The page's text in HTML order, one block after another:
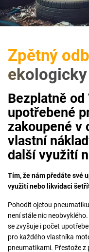
Zpětný
Bezplatně od
upotřebené
zakoupené v
vlastní
další využití
Tím, že nám předáte své
využití nebo likvidaci
Pohodit ojetou
není stále nic
se zvyšuje i počet
pro každého vlastníka
pneumatikami. Přestože z